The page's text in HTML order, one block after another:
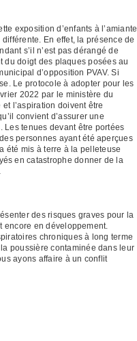
exposition d’enfants à l’amiante
En effet, la présence de
s’il n’est pas dérangé de
du doigt des plaques posées au
d’opposition PVAV. Si
Le protocole à adopter pour les
2022 par le ministère du
l’aspiration doivent être
convient d’assurer une
tenues devant être portées
personnes ayant été aperçues
été mis à terre à la pelleteuse
en catastrophe donner de la
des risques graves pour la
en développement.
chroniques à long terme
poussière contaminée dans leur
ayons affaire à un conflit